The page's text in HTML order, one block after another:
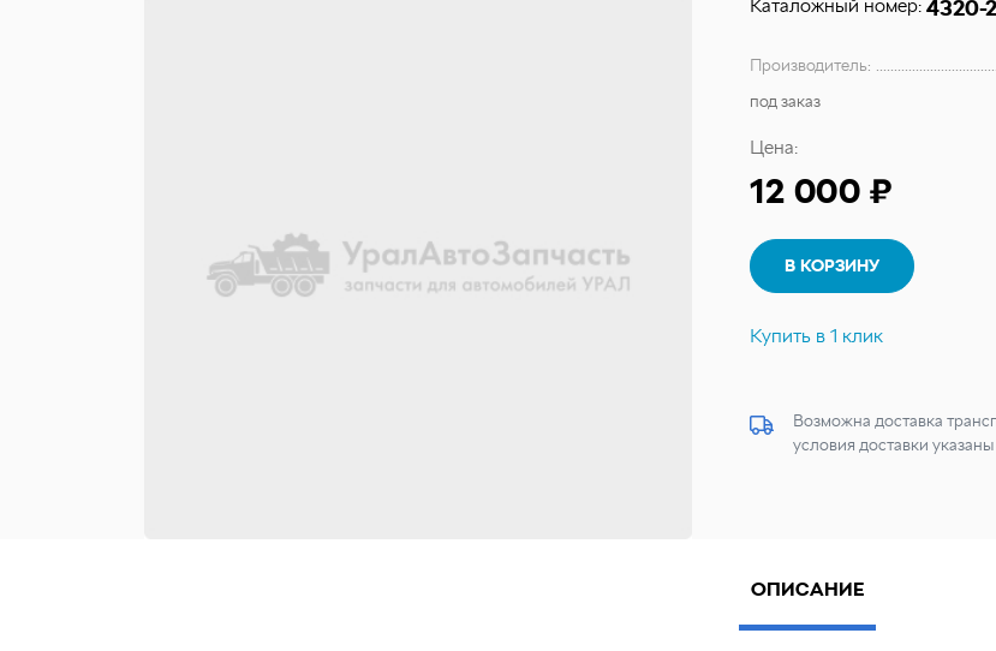
Каталожный номер: 4320-
Производитель:
под заказ
Цена:
12 000 ₽
В КОРЗИНУ
Купить в 1 клик
Возможна доставка
условия доставки указаны
ОПИСАНИЕ